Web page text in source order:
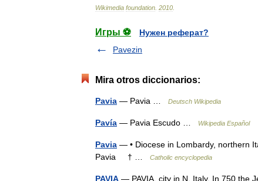
Wikimedia foundation 2010
Игры ⚽
Нужен реферат?
Pavezin
Mira otros diccionarios:
Pavia — Pavia … Deutsch Wikipedia
Pavía — Pavia Escudo … Wikipedia Español
Pavia — • Diocese in Lombardy, northern
Pavia † …
Catholic encyclopedia
PAVIA — PAVIA, city in N. Italy. In 750 the